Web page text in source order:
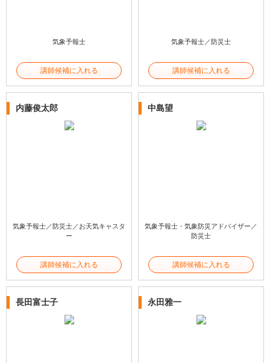
気象予報士
講師候補に入れる
気象予報士／防災士
講師候補に入れる
内藤俊太郎
気象予報士／防災士／お天気キャスタ
ー
講師候補に入れる
中島望
気象予報士・気象防災アドバイザー／
防災士
講師候補に入れる
長田富士子 永田雅一